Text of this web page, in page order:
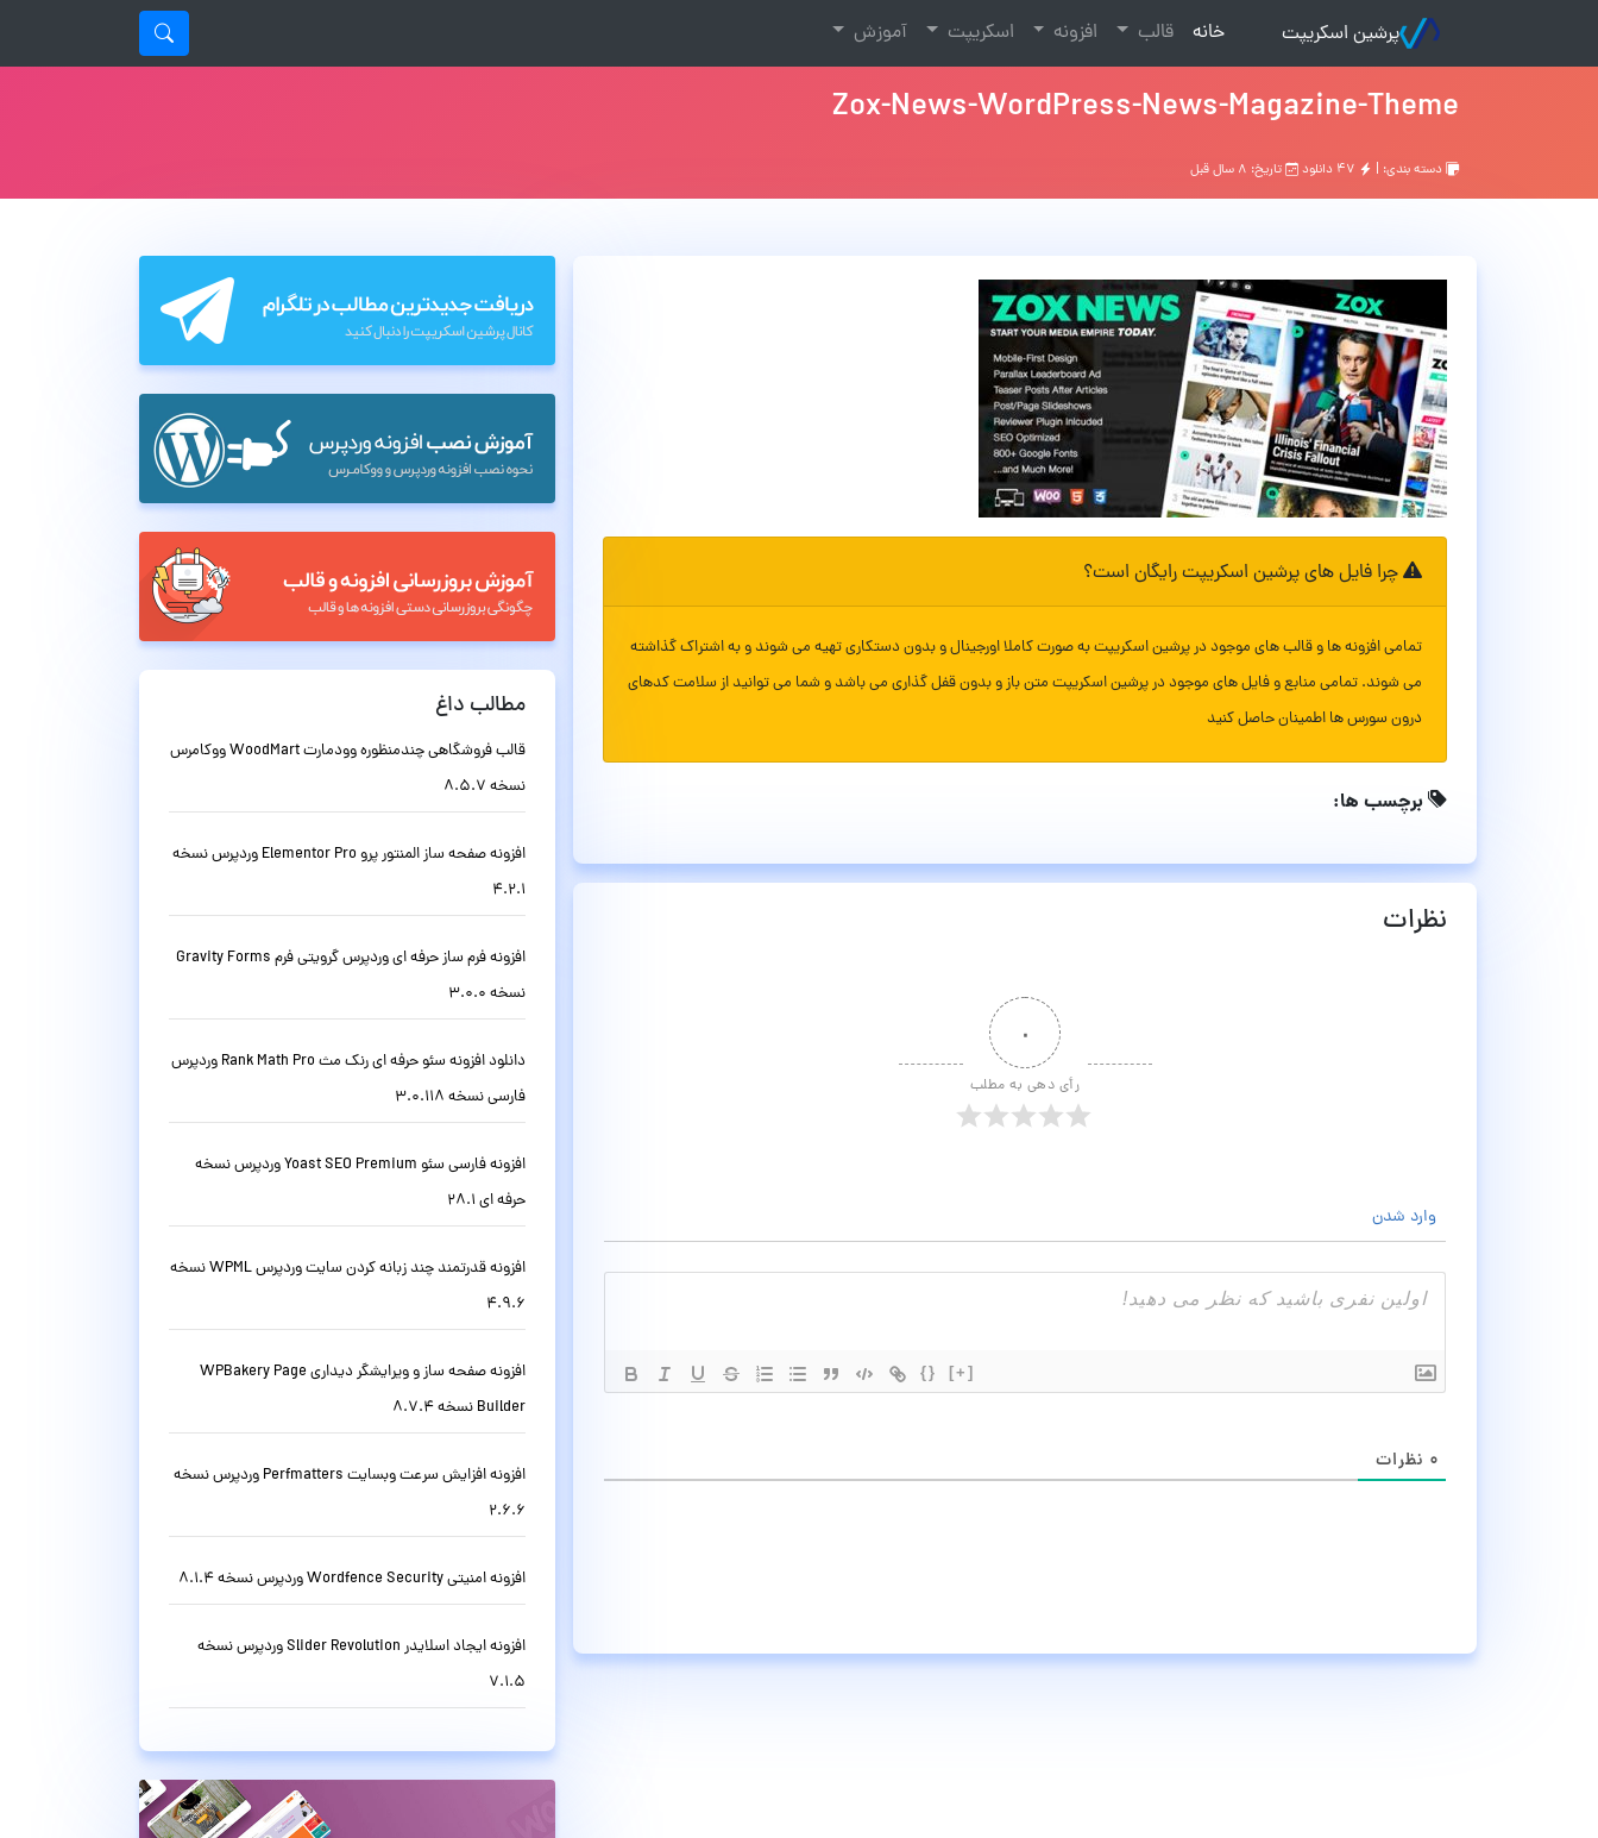
پرشین اسکریپت خانه
(current) قالب افزونه اسکریپت آموزش
Zox-News-WordPress-News-Magazine-Theme
دسته بندی: | تاریخ: ۸ سال قبل
چرا فایل های پرشین اسکریپت رایگان است؟
تمامی افزونه ها و قالب های موجود در پرشین اسکریپت به صورت کاملا اورجینال و بدون دستکاری تهیه می شوند و به اشتراک گذاشته
می شوند. تمامی منابع و فایل های موجود در پرشین اسکریپت متن باز و بدون قفل گذاری می باشد و شما می توانید از سلامت کدهای
درون سورس ها اطمینان حاصل کنید
برچسب ها:
نظرات
۰
رأی دهی به مطلب
وارد شدن
{} [+]
۰ نظرات
مطالب داغ
قالب فروشگاهی چندمنظوره وودمارت WoodMart ووکامرس
نسخه 8.5.7
افزونه صفحه ساز المنتور پرو Elementor Pro وردپرس نسخه
4.2.1
افزونه فرم ساز حرفه ای وردپرس گرویتی فرم Gravity Forms
نسخه 3.0.0
دانلود افزونه سئو حرفه ای رنک مث Rank Math Pro وردپرس
فارسی نسخه 3.0.118
افزونه فارسی سئو Yoast SEO Premium وردپرس نسخه
حرفه ای 28.1
افزونه قدرتمند چند زبانه کردن سایت وردپرس WPML نسخه
4.9.6
افزونه صفحه ساز و ویرایشگر دیداری WPBakery Page
Builder نسخه 8.7.4
افزونه افزایش سرعت وبسایت Perfmatters وردپرس نسخه
2.6.6
افزونه امنیتی Wordfence Security وردپرس نسخه 8.1.4
افزونه ایجاد اسلایدر Slider Revolution وردپرس نسخه
7.1.5